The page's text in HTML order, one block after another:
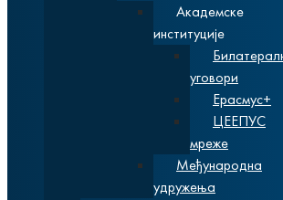
Академске
институције
уговори
Ерасмус+
ЦЕЕПУС
мреже
Међународна
удружења